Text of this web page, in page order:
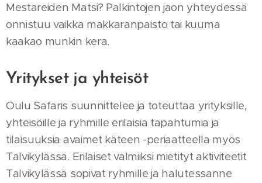
Mestareiden Matsi? Palkintojen jaon yhteydessä
onnistuu vaikka makkaranpaisto tai kuuma
kaakao munkin kera.
Yritykset ja yhteisöt
Oulu Safaris suunnittelee ja toteuttaa yrityksille,
yhteisöille ja ryhmille erilaisia tapahtumia ja
tilaisuuksia avaimet käteen -periaatteella myös
Talvikylässä. Erilaiset valmiiksi mietityt aktiviteetit
Talvikylässä sopivat ryhmille ja halutessanne